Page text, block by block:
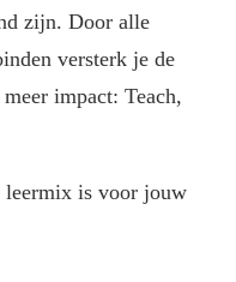
zijn. Door alle
versterk je de
impact: Teach,
leermix is voor jouw